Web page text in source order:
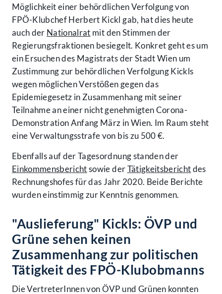
Möglichkeit einer behördlichen Verfolgung von
FPÖ-Klubchef Herbert Kickl gab, hat dies heute
auch der Nationalrat mit den Stimmen der
Regierungsfraktionen besiegelt. Konkret geht es um
ein Ersuchen des Magistrats der Stadt Wien um
Zustimmung zur behördlichen Verfolgung Kickls
wegen möglichen Verstößen gegen das
Epidemiegesetz in Zusammenhang mit seiner
Teilnahme an einer nicht genehmigten Corona-
Demonstration Anfang März in Wien. Im Raum steht
eine Verwaltungsstrafe von bis zu 500 €.
Ebenfalls auf der Tagesordnung standen der
Einkommensberichtsowie derTätigkeitsberichtdes
Rechnungshofes für das Jahr 2020. Beide Berichte
wurden einstimmig zur Kenntnis genommen.
"Auslieferung" Kickls: ÖVP und
Grüne sehen keinen
Zusammenhang zur politischen
Tätigkeit des FPÖ-Klubobmanns
Die VertreterInnen von ÖVP und Grünen konnten